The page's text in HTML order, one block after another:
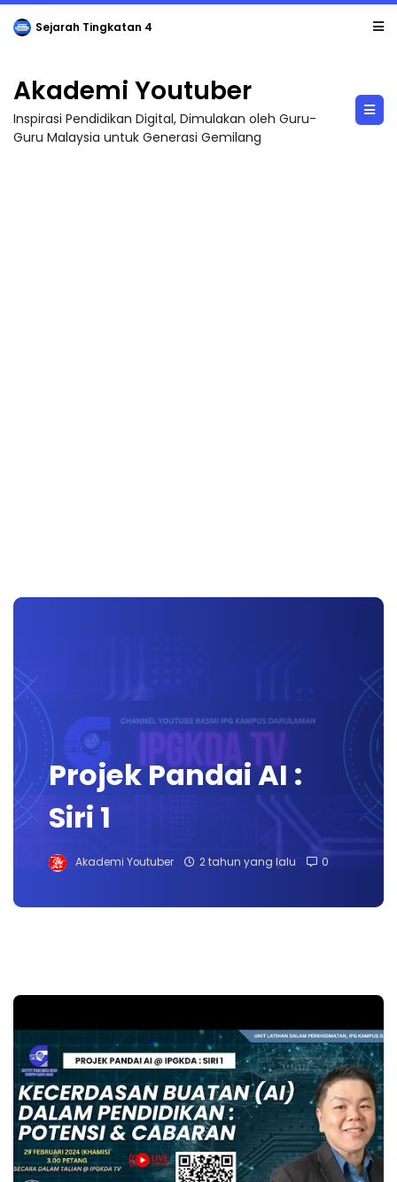
Sejarah Tingkatan 4
Akademi Youtuber
Inspirasi Pendidikan Digital, Dimulakan oleh Guru-
Guru Malaysia untuk Generasi Gemilang
Projek Pandai AI :
Siri 1
Akademi Youtuber 2 tahun yang lalu 0